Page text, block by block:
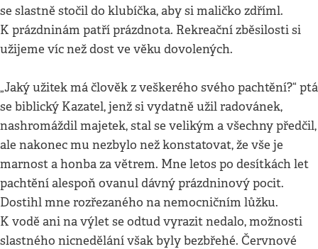
se slastně stočil do klubíčka, aby si maličko zdříml.
K prázdninám patří prázdnota. Rekreační zběsilosti si
užijeme víc než dost ve věku dovolených.
„Jaký užitek má člověk z veškerého svého pachtění?“ ptá
se biblický Kazatel, jenž si vydatně užil radovánek,
nashromáždil majetek, stal se velikým a všechny předčil,
ale nakonec mu nezbylo než konstatovat, že vše je
marnost a honba za větrem. Mne letos po desítkách let
pachtění alespoň ovanul dávný prázdninový pocit.
Dostihl mne rozřezaného na nemocničním lůžku.
K vodě ani na výlet se odtud vyrazit nedalo, možnosti
slastného nicnedělání však byly bezbřehé. Červnové